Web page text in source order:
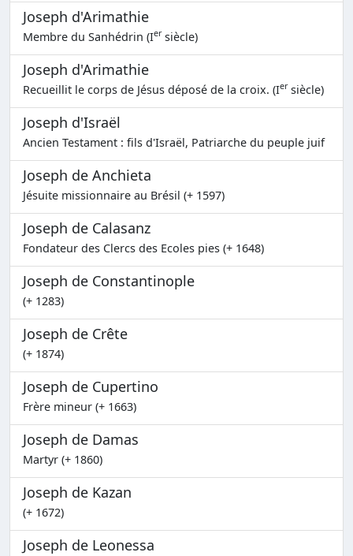
Joseph d'Arimathie
Membre du Sanhédrin (Iersiècle)
Joseph d'Arimathie
Recueillit le corps de Jésus déposé de la croix. (Iersiècle)
Joseph d'Israël
Ancien Testament : fils d'Israël, Patriarche du peuple juif
Joseph de Anchieta
Jésuite missionnaire au Brésil (+ 1597)
Joseph de Calasanz
Fondateur des Clercs des Ecoles pies (+ 1648)
Joseph de Constantinople
(+ 1283)
Joseph de Crête
(+ 1874)
Joseph de Cupertino
Frère mineur (+ 1663)
Joseph de Damas
Martyr (+ 1860)
Joseph de Kazan
(+ 1672)
Joseph de Leonessa